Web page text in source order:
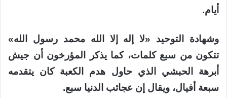
أيام.
وشهادة التوحيد «لا إله إلا الله محمد رسول الله»
تتكون من سبع كلمات، كما يذكر المؤرخون أن جيش
أبرهة الحبشي الذي حاول هدم الكعبة كان يتقدمه
سبعة أفيال، ويقال إن عجائب الدنيا سبع.